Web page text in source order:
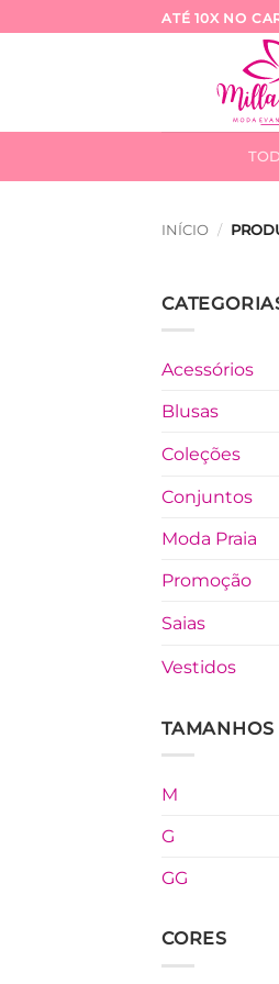
to
ATÉ 10X NO
INÍCIO /
Acessórios
Blusas
Coleções
Conjuntos
Moda Praia
Promoção
Saias
Vestidos
TAMANHOS
M
G
GG
CORES